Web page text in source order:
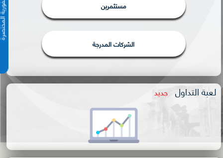
مستثمرين
الشركات المدرجة
لعبة التداول جديد